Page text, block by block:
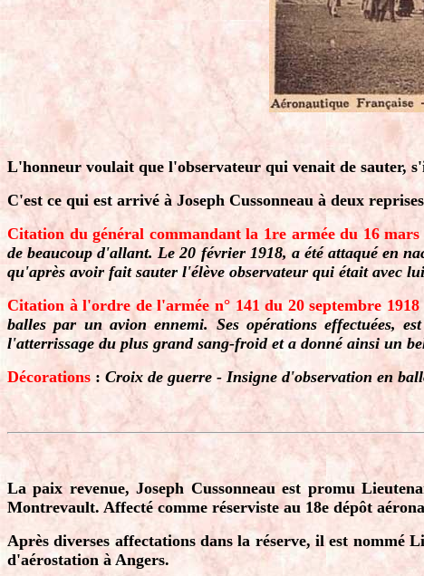
L'honneur voulait que l'observateur qui venait de sauter,
C'est ce qui est arrivé à Joseph Cussonneau à deux
Citation du général commandant la 1re armée du 16 mars
de beaucoup d'allant. Le 20 février 1918, a été attaqué en
qu'après avoir fait sauter l'élève observateur qui était avec
Citation à l'ordre de l'armée n° 141 du 20 septembre 1918
balles par un avion ennemi. Ses opérations effectuées,
l'atterrissage du plus grand sang-froid et a donné ainsi un
Décorations : Croix de guerre - Insigne d'observation en
La paix revenue, Joseph Cussonneau est promu
Montrevault. Affecté comme réserviste au 18e dépôt
Après diverses affectations dans la réserve, il est nommé
d'aérostation à Angers.